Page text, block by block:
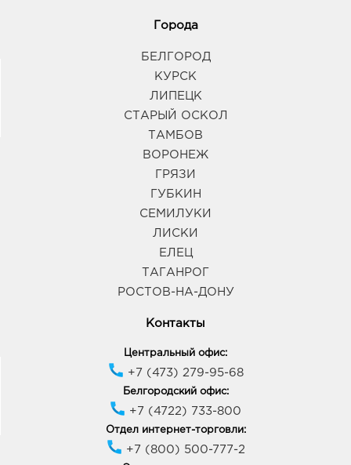
Города
БЕЛГОРОД
КУРСК
ЛИПЕЦК
СТАРЫЙ ОСКОЛ
ТАМБОВ
ВОРОНЕЖ
ГРЯЗИ
ГУБКИН
СЕМИЛУКИ
ЛИСКИ
ЕЛЕЦ
ТАГАНРОГ
РОСТОВ-НА-ДОНУ
Контакты
Центральный офис:
+7 (473) 279-95-68
Белгородский офис:
+7 (4722) 733-800
Отдел интернет-торговли:
+7 (800) 500-777-2